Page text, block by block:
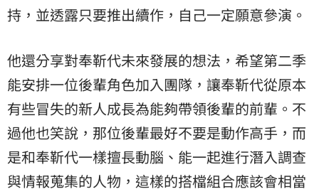
持，並透露只要推出續作，自己一定願意參演。
他還分享對奉靳代未來發展的想法，希望第二季
能安排一位後輩角色加入團隊，讓奉靳代從原本
有些冒失的新人成長為能夠帶領後輩的前輩。不
過他也笑說，那位後輩最好不要是動作高手，而
是和奉靳代一樣擅長動腦、能一起進行潛入調查
與情報蒐集的人物，這樣的搭檔組合應該會相當